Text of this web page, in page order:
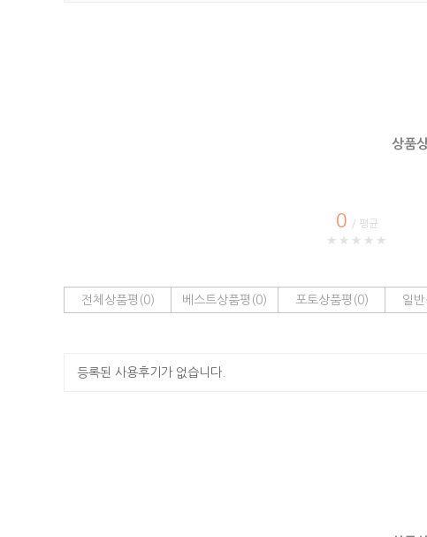
상품
0 / 평균
★★★★★
전체상품평(0) 베스트상품평(0) 포토상품평(0) 일
등록된 사용후기가 없습니다.